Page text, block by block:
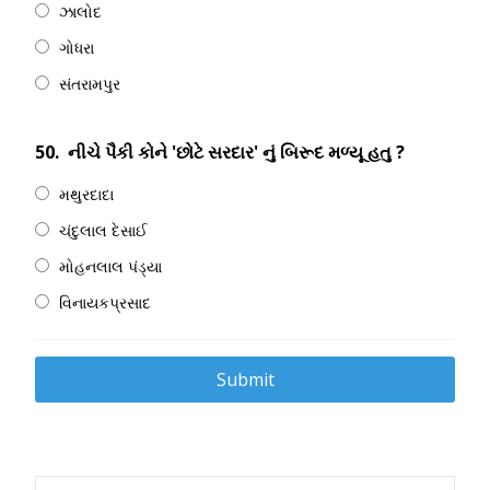
ઝાલોદ
ગોધરા
સંતરામપુર
50. નીચે પૈકી કોને 'છોટે સરદાર' નું બિરૂદ મળ્યૂ હતુ ?
મથુરદાદા
ચંદુલાલ દેસાઈ
મોહનલાલ પંડ્યા
વિનાયકપ્રસાદ